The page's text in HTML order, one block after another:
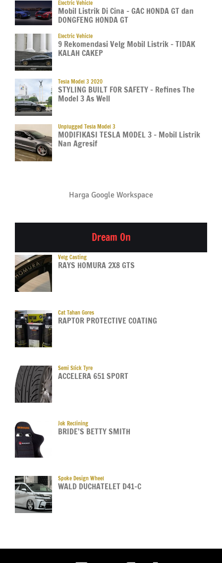
Electric Vehicle
Mobil Listrik Di Cina – GAC HONDA GT dan
DONGFENG HONDA GT
Electric Vehicle
9 Rekomendasi Velg Mobil Listrik – TIDAK
KALAH CAKEP
Tesla Model 3 2020
STYLING BUILT FOR SAFETY – Refines The
Model 3 As Well
Unplugged Tesla Model 3
MODIFIKASI TESLA MODEL 3 – Mobil Listrik
Nan Agresif
Harga Google Workspace
Dream On
Velg Casting
RAYS HOMURA 2X8 GTS
Cat Tahan Gores
RAPTOR PROTECTIVE COATING
Semi Slick Tyre
ACCELERA 651 SPORT
Jok Reclining
BRIDE’S BETTY SMITH
Spoke Design Wheel
WALD DUCHATELET D41-C